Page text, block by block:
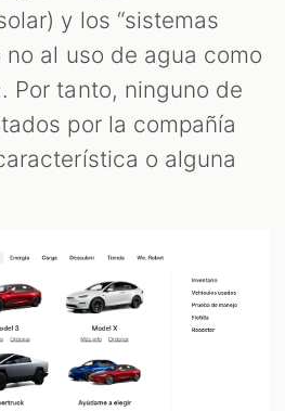
y los “sistemas
no al uso de agua como
Por tanto, ninguno de
por la compañía
o alguna